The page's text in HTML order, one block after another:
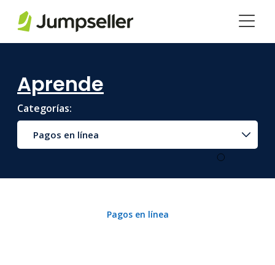
Aprende
Categorías:
Pagos en línea
Pagos en línea